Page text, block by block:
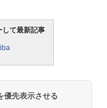
て最新記事
優先表示させる